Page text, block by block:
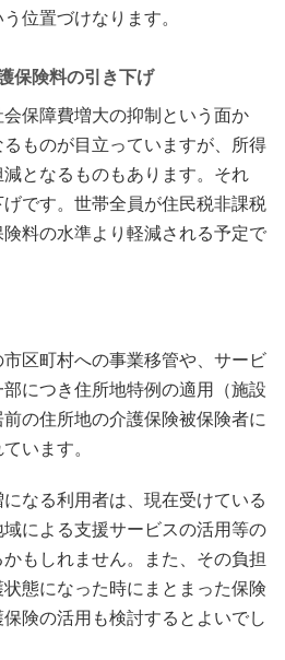
位置づけなります。
保険料の引き下げ
保障費増大の抑制という面か
ものが目立っていますが、所得
となるものもあります。それ
です。世帯全員が住民税非課税
料の水準より軽減される予定で
区町村への事業移管や、サービ
につき住所地特例の適用（施設
の住所地の介護保険被保険者に
います。
なる利用者は、現在受けている
による支援サービスの活用等の
もしれません。また、その負担
態になった時にまとまった保険
険の活用も検討するとよいでし